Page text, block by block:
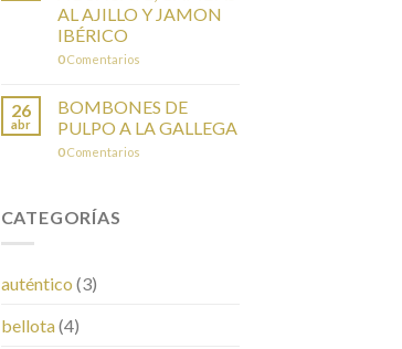
AL AJILLO Y JAMON
IBÉRICO
0Comentarios
26
abr
BOMBONES DE
PULPO A LA GALLEGA
0Comentarios
CATEGORÍAS
auténtico (3)
bellota(4)